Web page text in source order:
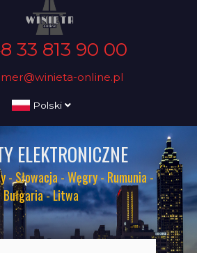
33 813 90 00
online.pl
Polski
ELEKTRONICZNE
- Słowacja - Węgry - Rumunia -
Bułgaria - Litwa